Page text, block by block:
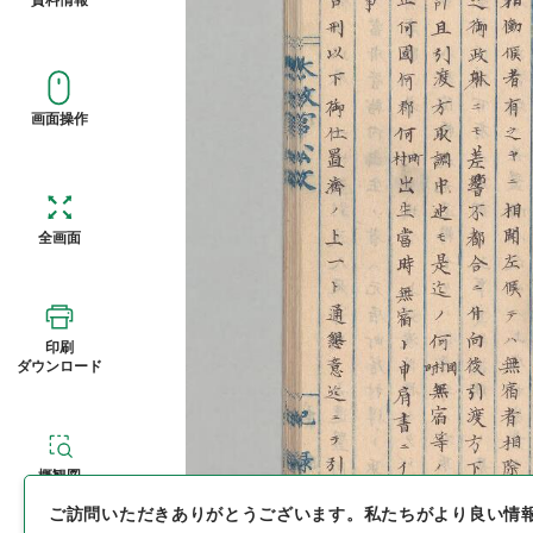
画面操作
全画面
印刷
ダウンロード
概観図
ご訪問いただきありがとうございます。 私たちがより良い情